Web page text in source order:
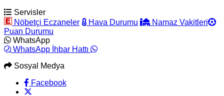
Servisler
Nöbetçi Eczaneler
Hava Durumu
Namaz Vakitleri
Puan Durumu
WhatsApp
WhatsApp İhbar Hattı
Sosyal Medya
Facebook